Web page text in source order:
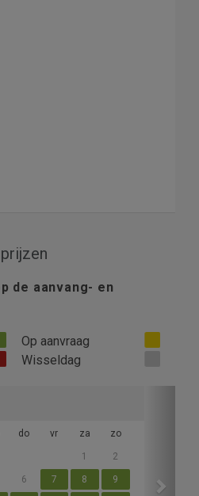
de aanvang- en
Op aanvraag
Wisseldag
do vr za zo
1 2
6 7 8 9